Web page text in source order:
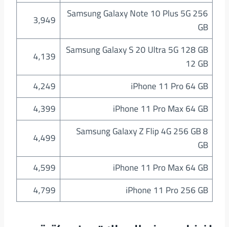
Samsung Galaxy Note 10 Plus 5G 256
GB
3,949
Samsung Galaxy S 20 Ultra 5G 128 GB
12 GB
4,139
iPhone 11 Pro 64 GB
4,249
iPhone 11 Pro Max 64 GB
4,399
Samsung Galaxy Z Flip 4G 256 GB 8
GB
4,499
iPhone 11 Pro Max 64 GB
4,599
iPhone 11 Pro 256 GB
4,799